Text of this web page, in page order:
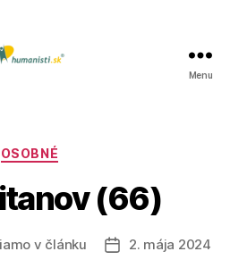
Menu
Kategórie
OSOBNÉ
(66)
v článku
Dátum
2. mája 2024